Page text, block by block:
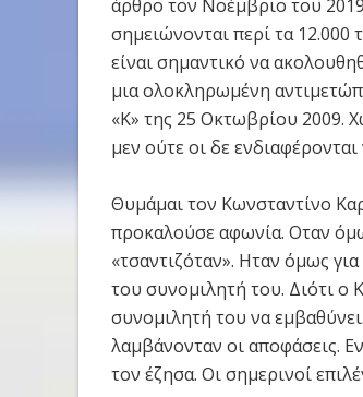
άρθρο τον Νοέμβριο του
σημειώνονται περί τα
είναι σημαντικό να
μια ολοκληρωμένη
«Κ» της 25 Οκτωβρίου 2009.
μεν ούτε οι δε
Θυμάμαι τον Κωνσταντίνο
προκαλούσε αφωνία. Οταν
«τσαντιζόταν». Ηταν όμως
του συνομιλητή του. Διότι ο
συνομιλητή του να
λαμβάνονταν οι αποφάσεις.
τον έζησα. Οι σημερινοί